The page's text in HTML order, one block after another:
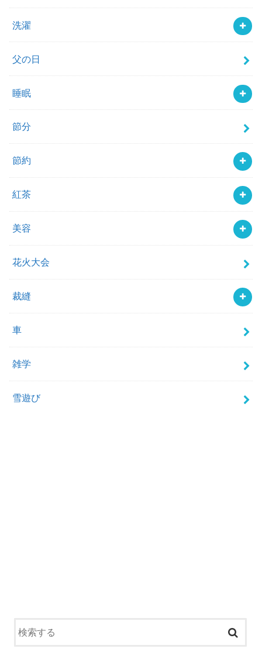
洗濯
父の日
睡眠
節分
節約
紅茶
美容
花火大会
裁縫
車
雑学
雪遊び